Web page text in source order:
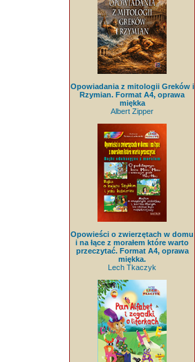
Opowiadania z mitologii Greków i
Rzymian. Format A4, oprawa
miękka
Albert Zipper
Opowieści o zwierzętach w domu
i na łące z morałem które warto
przeczytać. Format A4, oprawa
miękka.
Lech Tkaczyk